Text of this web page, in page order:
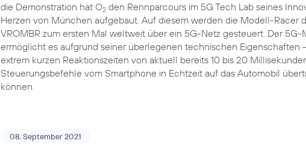
die Demonstration hat O2 den Rennparcours im 5G Tech Lab seines
Herzen von München aufgebaut. Auf diesem werden die Modell-Racer
VROMBR zum ersten Mal weltweit über ein 5G-Netz gesteuert. Der 5G-
ermöglicht es aufgrund seiner überlegenen technischen Eigenschaften
extrem kurzen Reaktionszeiten von aktuell bereits 10 bis 20
Steuerungsbefehle vom Smartphone in Echtzeit auf das Automobil
können.
08. September 2021